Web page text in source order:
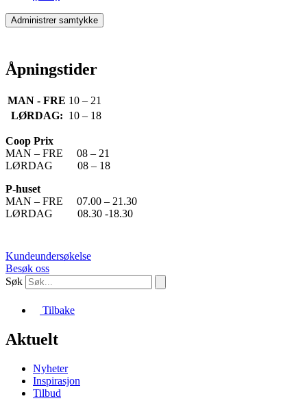
Administrer samtykke
Åpningstider
MAN - FRE 10 – 21
LØRDAG: 10 – 18
Coop Prix
MAN – FRE 08 – 21
LØRDAG 08 – 18
P-huset
MAN – FRE 07.00 – 21.30
LØRDAG 08.30 -18.30
Kundeundersøkelse
Besøk oss
Søk
Tilbake
Aktuelt
Nyheter
Inspirasjon
Tilbud